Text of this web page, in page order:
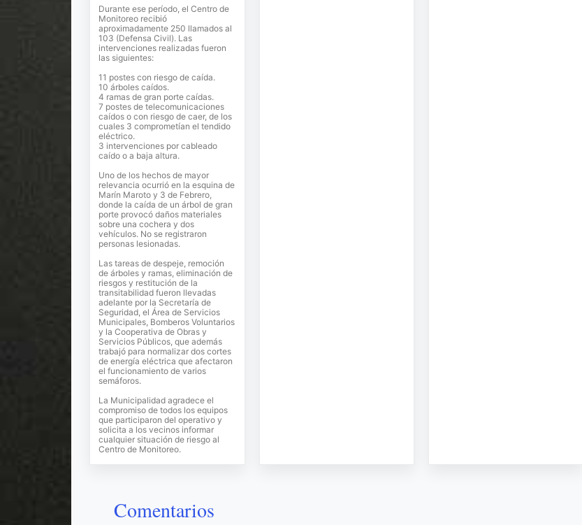
Durante ese período, el Centro de
Monitoreo recibió
aproximadamente 250 llamados al
103 (Defensa Civil). Las
intervenciones realizadas fueron
las siguientes:
11 postes con riesgo de caída.
10 árboles caídos.
4 ramas de gran porte caídas.
7 postes de telecomunicaciones
caídos o con riesgo de caer, de los
cuales 3 comprometían el tendido
eléctrico.
3 intervenciones por cableado
caído o a baja altura.
Uno de los hechos de mayor
relevancia ocurrió en la esquina de
Marín Maroto y 3 de Febrero,
donde la caída de un árbol de gran
porte provocó daños materiales
sobre una cochera y dos
vehículos. No se registraron
personas lesionadas.
Las tareas de despeje, remoción
de árboles y ramas, eliminación de
riesgos y restitución de la
transitabilidad fueron llevadas
adelante por la Secretaría de
Seguridad, el Área de Servicios
Municipales, Bomberos Voluntarios
y la Cooperativa de Obras y
Servicios Públicos, que además
trabajó para normalizar dos cortes
de energía eléctrica que afectaron
el funcionamiento de varios
semáforos.
La Municipalidad agradece el
compromiso de todos los equipos
que participaron del operativo y
solicita a los vecinos informar
cualquier situación de riesgo al
Centro de Monitoreo.
Comentarios